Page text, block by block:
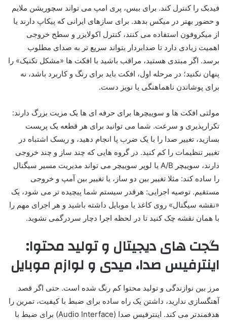
فیدبک را کنترل کند. برای بیس، پری امپ می تواند سچوریشن ملایم
و حضور بهتر در میکس بدهد. برای سازهای ایرانی که پیکاپ دارند یا
از میکروفون استفاده می کنند، کنترل اکولایزر و سطح خروجی
اهمیت زیادی دارد تا صدابردار بتواند سریع تر به صدای مطلوب
برسد. اگر مبتدی هستید، مراقب باشید با افکت ها «مشکل تکنیک» را
پنهان نکنید؛ در مرحله اول، افکت باید برای رنگ و کاربرد باشد، نه
برای پوشاندن ناهماهنگی یا نویز دست.
مولتی افکت ها و سوییچرها برای حرفه ای ها یک مزیت بزرگ دارند:
تکرارپذیری و سرعت. شما می توانید برای هر قطعه یک پریست
بسازید، تغییر صدا را با یک ضرب پا انجام دهید، و ریسک اشتباه در
تغییر تنظیمات را کم کنید. در گروه هایی که چند ساز و چند خروجی
دارند، سوییچر A/B یا لوپر سوییچر می تواند مدیریت مسیر سیگنال
را ساده کند: مثلا تغییر بین دو ساز، یا تغییر بین آمپ و خروجی
مستقیم. توصیه اجرایی: هرقدر سیستم شما پیچیده تر می شود، یک
«نقشه سیگنال» روی کاغذ یا موبایل داشته باشید و هر اجرای مهم را
با همان نقشه چک کنید تا در لحظه اجرا دچار سردرگمی نشوید.
گجت های دیجیتال و تولید محتوا:
اینترفیس صدا، میدی و لوازم موبایل
مرز بین نوازندگی و تولید محتوا کم رنگ شده است. حتی اگر قصد
آهنگسازی ندارید، داشتن یک راه ساده برای ضبط با کیفیت، تمرین را
هدفمندتر می کند. اینترفیس صدا (Audio Interface) برای ضبط با